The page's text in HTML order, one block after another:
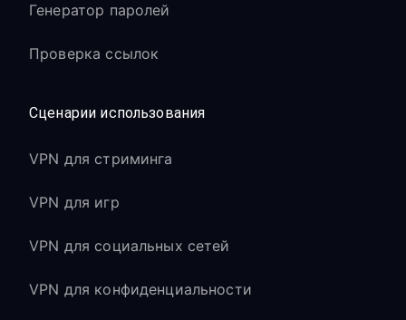
Генератор паролей
Проверка ссылок
Сценарии использования
VPN для стриминга
VPN для игр
VPN для социальных сетей
VPN для конфиденциальности